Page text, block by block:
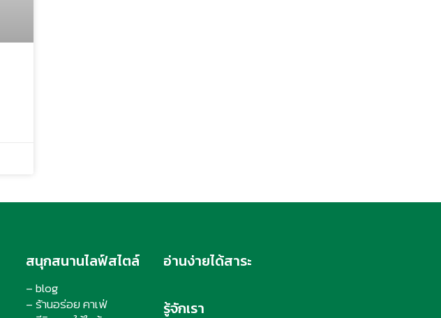
สนุกสนานไลฟ์สไตล์
– blog
– ร้านอร่อย คาเฟ่
อ่านง่ายได้สาระ
รู้จักเรา